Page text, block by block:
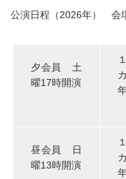
公演日程（2026年） 会
夕会員 土
曜17時開演
１
カ
昼会員 日
曜13時開演
１
カ